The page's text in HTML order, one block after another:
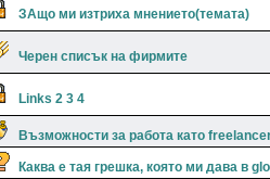
ЗАщо ми изтриха мнението(темата)
Черен списък на фирмите
Links 2 3 4
Възможности за работа като
Каква е тая грешка, която ми дава в